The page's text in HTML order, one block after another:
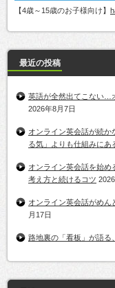
【4歳～15歳のお子様向け】
最近の投稿
英語が全然出てこない…
2026年8月7日
オンライン英会話が続
る気」よりも仕組みにあ
オンライン英会話を始め
考え方と続けるコツ
オンライン英会話がめ
月17日
路地裏の「看板」が語る